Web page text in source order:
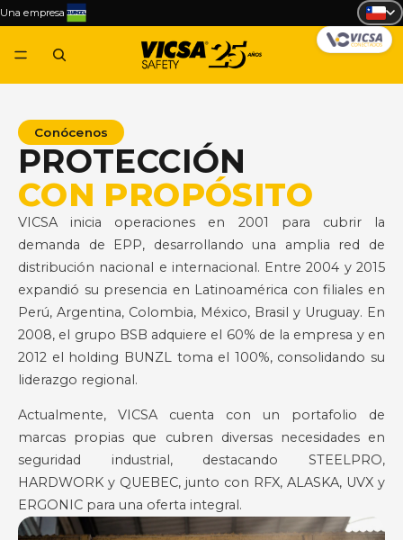
Una empresa
Conócenos
PROTECCIÓN
CON PROPÓSITO
VICSA inicia operaciones en 2001 para cubrir la
demanda de EPP, desarrollando una amplia red de
distribución nacional e internacional. Entre 2004 y 2015
expandió su presencia en Latinoamérica con filiales en
Perú, Argentina, Colombia, México, Brasil y Uruguay. En
2008, el grupo BSB adquiere el 60% de la empresa y en
2012 el holding BUNZL toma el 100%, consolidando su
liderazgo regional.
Actualmente, VICSA cuenta con un portafolio de
marcas propias que cubren diversas necesidades en
seguridad industrial, destacando STEELPRO,
HARDWORK y QUEBEC, junto con RFX, ALASKA, UVX y
ERGONIC para una oferta integral.